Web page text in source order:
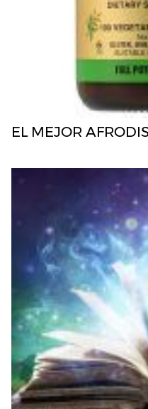
EL MEJOR